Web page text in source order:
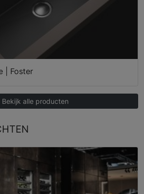
| Foster
Bekijk alle producten